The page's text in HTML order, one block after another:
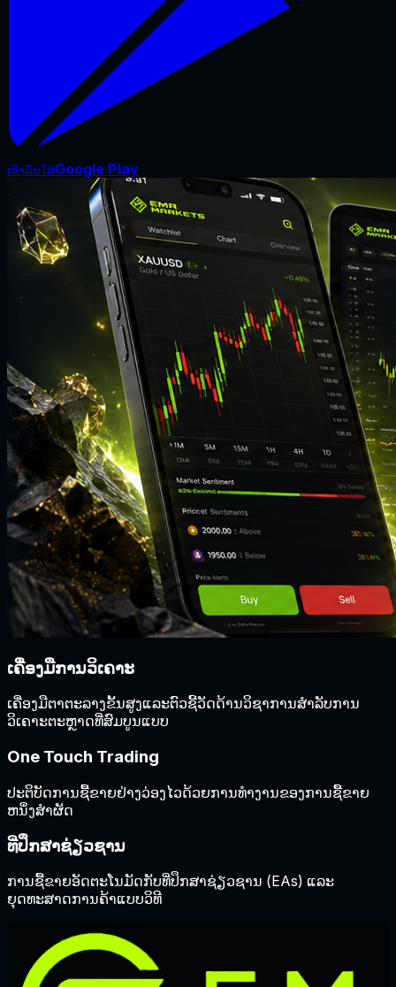
ເອົາມັນໃສ່Google Play
ເຄື່ອງມືການວິເຄາະ
ເຄື່ອງມືຕາຕະລາງຂັ້ນສູງແລະຕົວຊີ້ວັດດ້ານວິຊາການສໍາລັບການ
ວິເຄາະຕະຫຼາດທີ່ສົມບູນແບບ
One Touch Trading
ປະຕິບັດການຊື້ຂາຍຢ່າງວ່ອງໄວດ້ວຍການທໍາງານຂອງການຊື້ຂາຍ
ຫນຶ່ງສໍາຜັດ
ທີ່ປຶກສາຊ່ຽວຊານ
ການຊື້ຂາຍອັດຕະໂນມັດກັບທີ່ປຶກສາຊ່ຽວຊານ (EAs) ແລະ
ຍຸດທະສາດການຄ້າແບບວິທີ